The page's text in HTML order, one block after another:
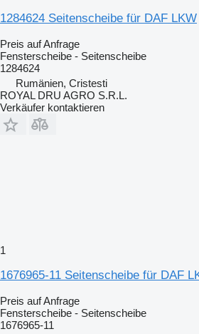
1284624 Seitenscheibe für DAF LKW
Preis auf Anfrage
Fensterscheibe - Seitenscheibe
1284624
Rumänien, Cristesti
ROYAL DRU AGRO S.R.L.
Verkäufer kontaktieren
1
1676965-11 Seitenscheibe für DAF
Preis auf Anfrage
Fensterscheibe - Seitenscheibe
1676965-11